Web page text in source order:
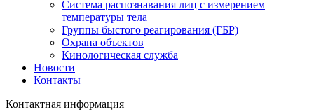
Система распознавания лиц с измерением
температуры тела
Группы быстого реагирования (ГБР)
Охрана объектов
Кинологическая служба
Новости
Контакты
Контактная информация